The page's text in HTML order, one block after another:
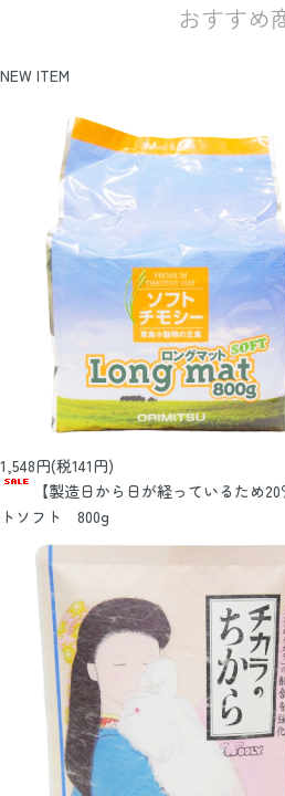
おすすめ
NEW ITEM
1,548円(税141円)
【製造日から日が経っているため
トソフト 800g